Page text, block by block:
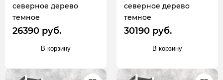
северное дерево
темное
26390 руб.
В корзину
северное дерево
темное
30190 руб.
В корзину